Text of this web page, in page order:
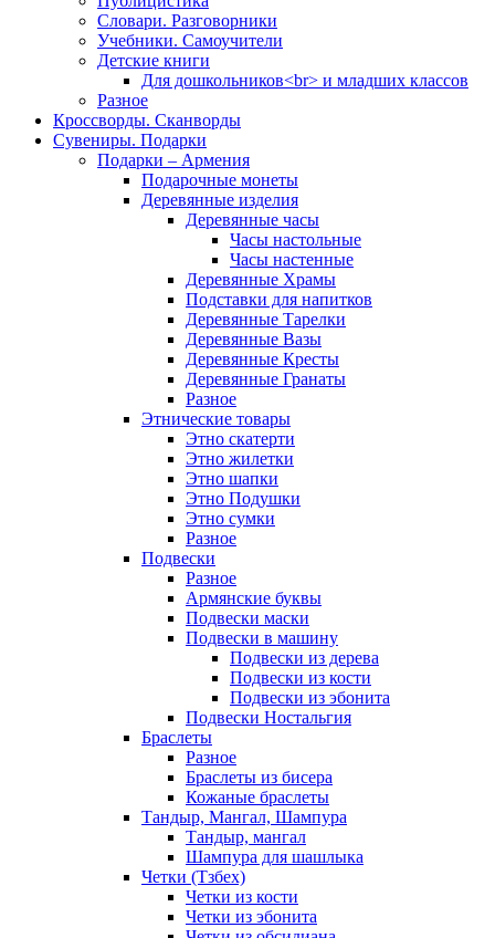
Словари. Разговорники
Учебники. Самоучители
Детские книги
Для дошкольников<br> и младших классов
Разное
Кроссворды. Сканворды
Сувениры. Подарки
Подарки – Армения
Подарочные монеты
Деревянные изделия
Деревянные часы
Часы настольные
Часы настенные
Деревянные Храмы
Подставки для напитков
Деревянные Тарелки
Деревянные Вазы
Деревянные Кресты
Деревянные Гранаты
Разное
Этнические товары
Этно скатерти
Этно жилетки
Этно шапки
Этно Подушки
Этно сумки
Разное
Подвески
Разное
Армянские буквы
Подвески маски
Подвески в машину
Подвески из дерева
Подвески из кости
Подвески из эбонита
Подвески Ностальгия
Браслеты
Разное
Браслеты из бисера
Кожаные браслеты
Тандыр, Мангал, Шампура
Тандыр, мангал
Шампура для шашлыка
Четки (Тзбех)
Четки из кости
Четки из эбонита